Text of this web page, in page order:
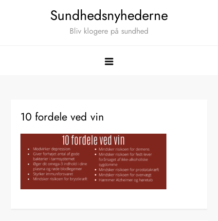
Sundhedsnyhederne
Bliv klogere på sundhed
10 fordele ved vin